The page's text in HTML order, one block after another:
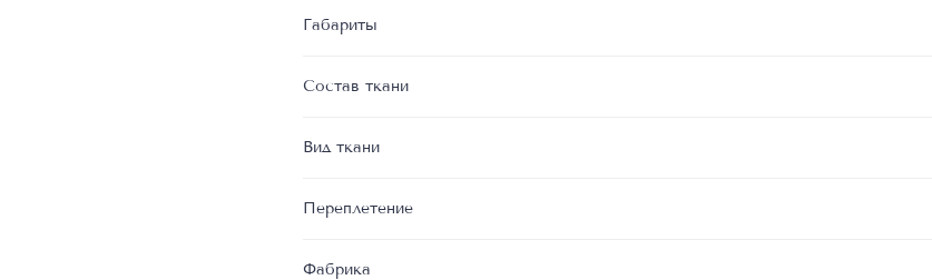
Габариты
Состав ткани
Вид ткани
Переплетение
Фабрика